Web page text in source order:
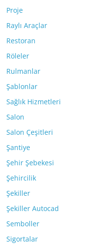
Proje
Raylı Araçlar
Restoran
Röleler
Rulmanlar
Şablonlar
Sağlık Hizmetleri
Salon
Salon Çeşitleri
Şantiye
Şehir Şebekesi
Şehircilik
Şekiller
Şekiller Autocad
Semboller
Sigortalar